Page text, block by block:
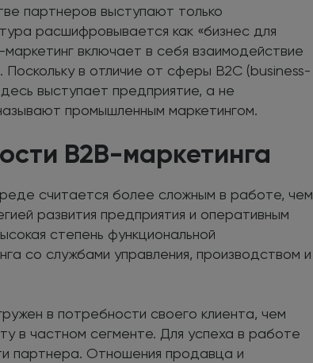
партнеров выступают только
расшифровывается как «бизнес для
включает в себя взаимодействие
в отличие от сферы В2С (business-
выступает предприятие, а не
промышленным маркетингом.
В2В-маркетинга
считается более сложным в работе, чем
развития предприятия и оперативным
степень функциональной
со службами управления, производством и
в потребности своего клиента, чем
в частном сегменте. Для успеха в работе
партнера. Отношения продавца и